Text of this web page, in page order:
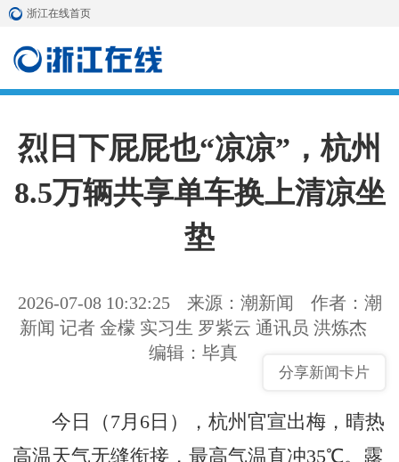
浙江在线首页
烈日下屁屁也“凉凉”，杭州
8.5万辆共享单车换上清凉坐
垫
2026-07-08 10:32:25 来源：潮新闻
作者：潮
新闻 记者 金檬 实习生 罗紫云 通讯员 洪炼杰
编辑：毕真
分享新闻卡片
今日（7月6日），杭州官宣出梅，晴热
高温天气无缝衔接，最高气温直冲35℃。露